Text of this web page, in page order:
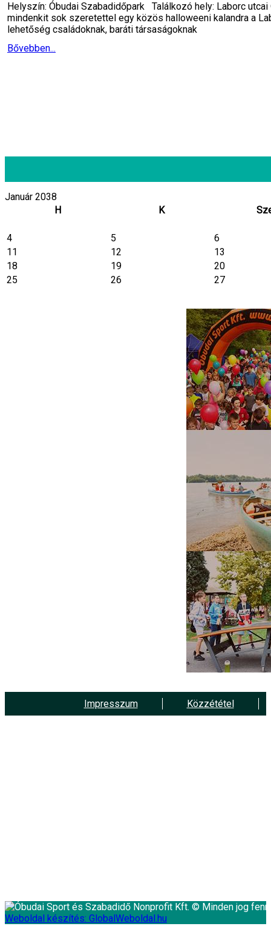
Helyszín: Óbudai Szabadidőpark Találkozó hely: Laborc
mindenkit sok szeretettel egy közös halloweeni kalandra a
lehetőség családoknak, baráti társaságoknak
Bővebben...
Január 2038
H
K
4 5
6
11
12
13
18
19
20
25
26 27
Impresszum Közzététel
Óbudai Sport és Szabadidő Nonprofit Kft. © Minden jog
Weboldal készítés: GlobalWeboldal.hu